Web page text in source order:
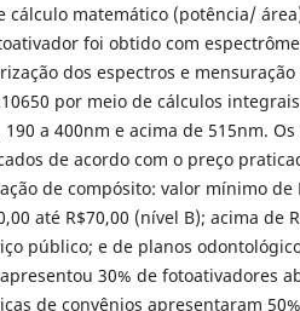
cálculo matemático (potência/
foi obtido com
dos espectros e
por meio de cálculos
190 a 400nm e acima de 515nm.
de acordo com o preço
de compósito: valor mínimo de
até R$70,00 (nível B); acima de
público; e de planos
30% de fotoativadores
de convênios apresentaram